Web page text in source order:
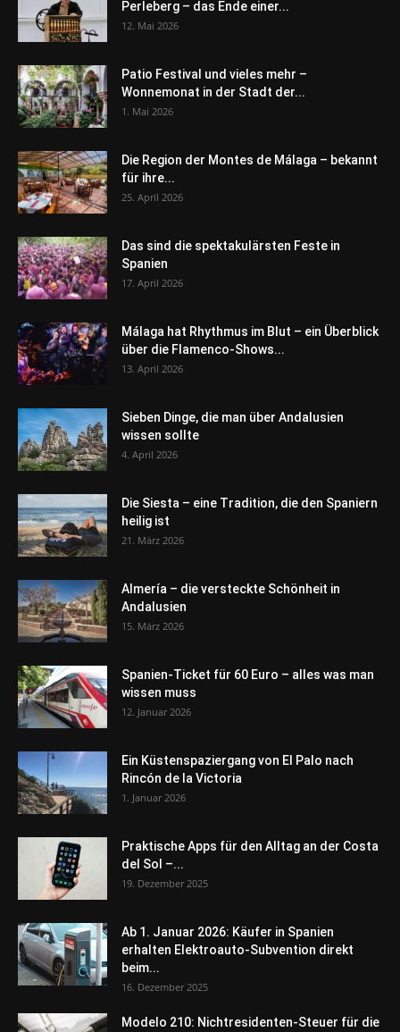
Perleberg – das Ende einer...
12. Mai 2026
Patio Festival und vieles mehr –
Wonnemonat in der Stadt der...
1. Mai 2026
Die Region der Montes de Málaga – bekannt
für ihre...
25. April 2026
Das sind die spektakulärsten Feste in
Spanien
17. April 2026
Málaga hat Rhythmus im Blut – ein Überblick
über die Flamenco-Shows...
13. April 2026
Sieben Dinge, die man über Andalusien
wissen sollte
4. April 2026
Die Siesta – eine Tradition, die den Spaniern
heilig ist
21. März 2026
Almería – die versteckte Schönheit in
Andalusien
15. März 2026
Spanien-Ticket für 60 Euro – alles was man
wissen muss
12. Januar 2026
Ein Küstenspaziergang von El Palo nach
Rincón de la Victoria
1. Januar 2026
Praktische Apps für den Alltag an der Costa
del Sol –...
19. Dezember 2025
Ab 1. Januar 2026: Käufer in Spanien
erhalten Elektroauto-Subvention direkt
beim...
16. Dezember 2025
Modelo 210: Nichtresidenten-Steuer für die